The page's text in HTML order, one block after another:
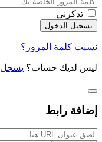
تذكرني
نسيت كلمة المرور؟
ليس لديك حساب؟ يسجل
إضافة رابط